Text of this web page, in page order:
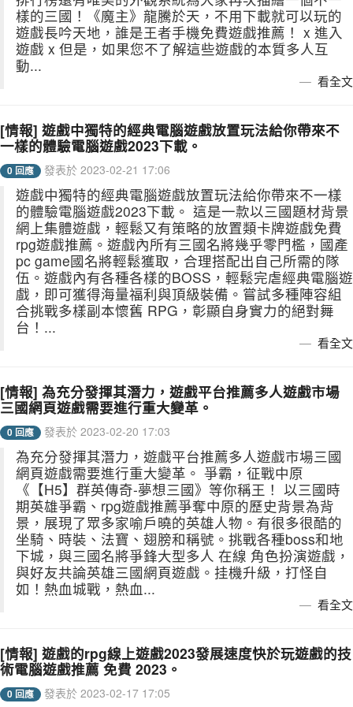
樣的三國！《魔主》龍騰於天，不用下載就可以玩的
遊戲長吟天地，誰是王者手機免費遊戲推薦！ x 進入
遊戲 x 但是，如果您不了解這些遊戲的本質多人互
動...
看全文
[情報] 遊戲中獨特的經典電腦遊戲放置玩法給你帶來不
一樣的體驗電腦遊戲2023下載。
0 回應 發表於 2023-02-21 17:06
遊戲中獨特的經典電腦遊戲放置玩法給你帶來不一樣
的體驗電腦遊戲2023下載。 這是一款以三國題材背景
網上集體遊戲，輕鬆又有策略的放置類卡牌遊戲免費
rpg遊戲推薦。遊戲內所有三國名將幾乎零門檻，國產
pc game國名將輕鬆獲取，合理搭配出自己所需的隊
伍。遊戲內有各種各樣的BOSS，輕鬆完虐經典電腦遊
戲，即可獲得海量福利與頂級裝備。嘗試多種陣容組
合挑戰多樣副本懷舊 RPG，彰顯自身實力的絕對舞
台！...
看全文
[情報] 為充分發揮其潛力，遊戲平台推薦多人遊戲市場
三國網頁遊戲需要進行重大變革。
0 回應 發表於 2023-02-20 17:03
為充分發揮其潛力，遊戲平台推薦多人遊戲市場三國
網頁遊戲需要進行重大變革。 爭霸，征戰中原
《【H5】群英傳奇-夢想三國》等你稱王！ 以三國時
期英雄爭霸、rpg遊戲推薦爭奪中原的歷史背景為背
景，展現了眾多家喻戶曉的英雄人物。有很多很酷的
坐騎、時裝、法寶、翅膀和稱號。挑戰各種boss和地
下城，與三國名將爭鋒大型多人 在線 角色扮演遊戲，
與好友共論英雄三國網頁遊戲。挂機升級，打怪自
如！熱血城戰，熱血...
看全文
[情報] 遊戲的rpg線上遊戲2023發展速度快於玩遊戲的技
術電腦遊戲推薦 免費 2023。
0 回應 發表於 2023-02-17 17:05